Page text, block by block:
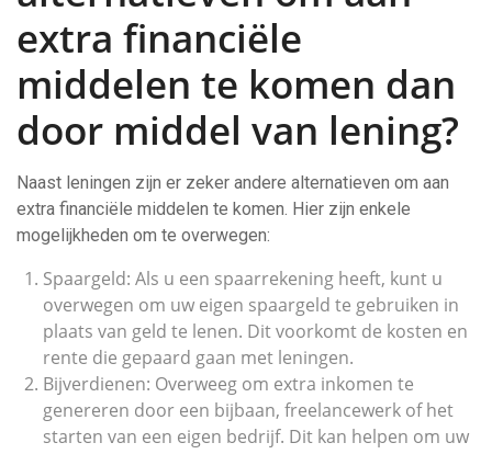
extra financiële
middelen te komen dan
door middel van lening?
Naast leningen zijn er zeker andere alternatieven om aan
extra financiële middelen te komen. Hier zijn enkele
mogelijkheden om te overwegen:
Spaargeld: Als u een spaarrekening heeft, kunt u
overwegen om uw eigen spaargeld te gebruiken in
plaats van geld te lenen. Dit voorkomt de kosten en
rente die gepaard gaan met leningen.
Bijverdienen: Overweeg om extra inkomen te
genereren door een bijbaan, freelancewerk of het
starten van een eigen bedrijf. Dit kan helpen om uw